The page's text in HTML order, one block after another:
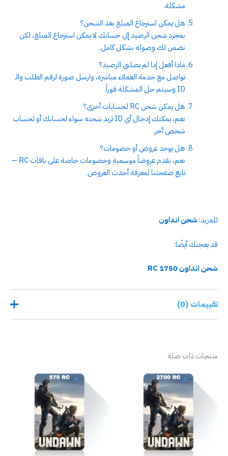
مشكلة.
هل يمكن استرجاع المبلغ بعد الشحن؟
بمجرد شحن الرصيد إلى حسابك لا يمكن استرجاع المبلغ، لكن
نضمن لك وصوله بشكل كامل.
ماذا أفعل إذا لم يصلني الرصيد؟
تواصل مع خدمة العملاء مباشرة، وارسل صورة لرقم الطلب والـ
ID وسيتم حل المشكلة فوراً.
هل يمكن شحن RC لحسابات أخرى؟
نعم، يمكنك إدخال أي ID تريد شحنه سواء لحسابك أو لحساب
شخص آخر.
هل يوجد عروض أو خصومات؟
نعم، نقدم عروضاً موسمية وخصومات خاصة على باقات RC —
تابع صفحتنا لمعرفة أحدث العروض.
للمزيد:شحن انداون
قد يعجبك أيضًا:
شحن انداون 1750 RC
تقييمات (0)
كن أول من يقيم “شحن انداون 1160 RC”
لن يتم نشر عنوان بريدك الإلكتروني. الحقول الإلزامية مشار إليها بـ
تقييمك*
مراجعتك*
منتجات ذات صلة